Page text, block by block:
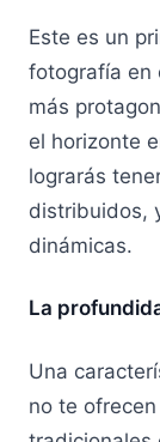
Este es un
fotografía en
más
el horizonte
lograrás
distribuidos,
dinámicas.
La
Una
no te